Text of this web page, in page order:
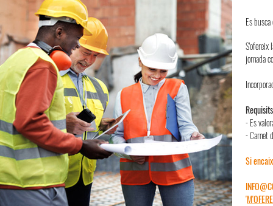
Es
S'ofereix
jornada
- Es
- Carnet
Si
'